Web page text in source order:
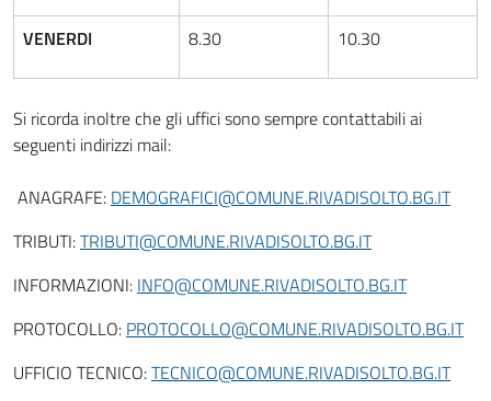
VENERDI 8.30 10.30
Si ricorda inoltre che gli uffici sono sempre contattabili ai
seguenti indirizzi mail:
ANAGRAFE: DEMOGRAFICI@COMUNE.RIVADISOLTO.BG.IT
TRIBUTI:TRIBUTI@COMUNE.RIVADISOLTO.BG.IT
INFORMAZIONI: INFO@COMUNE.RIVADISOLTO.BG.IT
PROTOCOLLO: PROTOCOLLO@COMUNE.RIVADISOLTO.BG.IT
UFFICIO TECNICO:TECNICO@COMUNE.RIVADISOLTO.BG.IT